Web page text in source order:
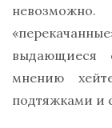
мнению
подтяжками и